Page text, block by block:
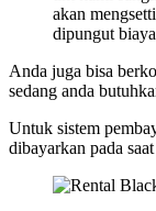
akan
dipungut
Anda juga bisa
sedang anda
Untuk sistem
dibayarkan pada